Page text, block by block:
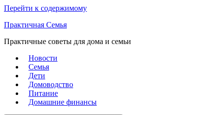
Перейти к содержимому
Практичная Семья
Практичные советы для дома и семьи
Новости
Семья
Дети
Домоводство
Питание
Домашние финансы